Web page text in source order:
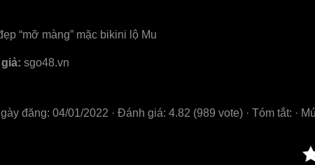
“mỡ màng” mặc bikini lộ Mu
sgo48.vn
đăng: 04/01/2022 · Đánh giá: 4.82 (989 vote) · Tóm tắt: ·